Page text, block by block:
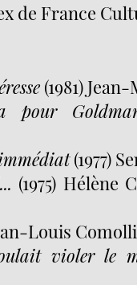
de France
(1981)
pour
(1977)
(1975) Hélène
Louis Comolli
violer le